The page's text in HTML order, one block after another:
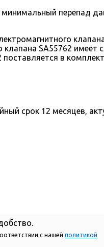
перепад
SA55762 имеет
в
срок 12 месяцев,
с нашей политикой